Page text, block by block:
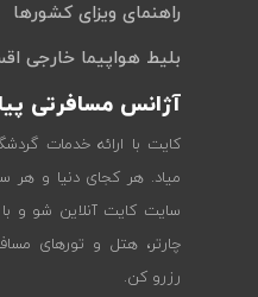
راهنمای ویزای کشورها
بلیط هواپیما خارجی
آژانس مسافرتی
کایت با ارائه خدمات
میاد. هر کجای دنیا و هر
سایت کایت آنلاین شو و با
چارتر، هتل و تورهای
رزرو کن.